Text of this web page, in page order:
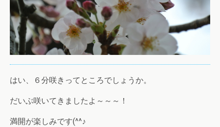
はい、６分咲きってところでしょうか。
だいぶ咲いてきましたよ～～～！
満開が楽しみです(^^♪